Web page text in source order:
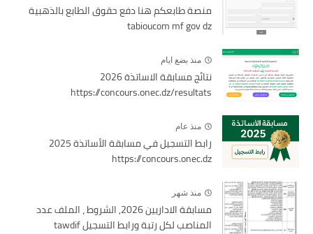
منصة طابعكم هنا دفع حقوق الطابع بالذهبية
tabioucom mf gov dz
منذ بضع ايام
نتائج مسابقة الاساتذة 2026
https://concours.onec.dz/resultats
منذ عام
رابط التسجيل في مسابقة الأساتذة 2025
https://concours.onec.dz
منذ شهر
مسابقة الاداريين 2026, الشروط ، الملف عدد
المناصب لكل رتبة ورابط التسجيل tawdif